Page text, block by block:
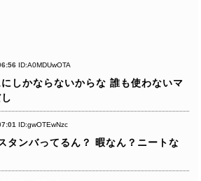
ID:A0MDUwOTA
しかならないからな 誰も使わないマ
ID:gwOTEwNzc
タンバってるん？
暇なん？ニートな